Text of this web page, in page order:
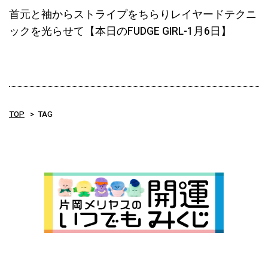
首元と袖からストライプをちらりレイヤードテクニ
ックを光らせて【本日のFUDGE GIRL-1月6日】
TOP TAG